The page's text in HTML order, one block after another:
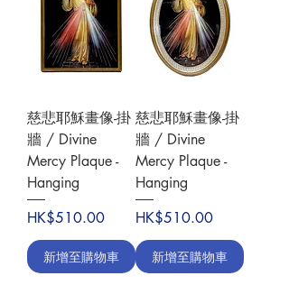
慈悲耶穌畫像-掛
牆 / Divine
Mercy Plaque -
Hanging
價格
HK$510.00
新增至購物車
慈悲耶穌畫像-掛
牆 / Divine
Mercy Plaque -
Hanging
價格
HK$510.00
新增至購物車